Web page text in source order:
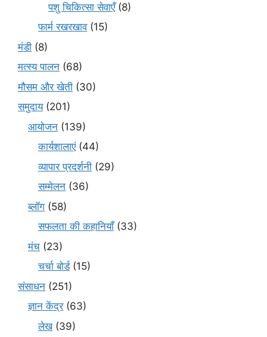
पशु चिकित्सा सेवाएँ(8)
फार्म रखरखाव(15)
मंडी (8)
मत्स्य पालन (68)
मौसम और खेती (30)
समुदाय(201)
आयोजन (139)
कार्यशालाएं(44)
व्यापार प्रदर्शनी (29)
सम्मेलन (36)
ब्लॉग (58)
सफलता की कहानियाँ(33)
मंच (23)
चर्चा बोर्ड(15)
संसाधन (251)
ज्ञान केंद्र(63)
लेख(39)